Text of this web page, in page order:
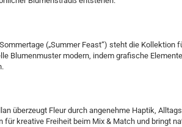
(„Summer Feast“) steht die
Blumenmuster modern, indem grafische
überzeugt Fleur durch angenehme Haptik,
kreative Freiheit beim Mix & Match und bringt